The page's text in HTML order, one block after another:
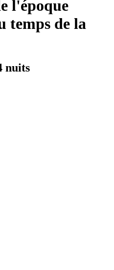
l'époque
temps de la
nuits